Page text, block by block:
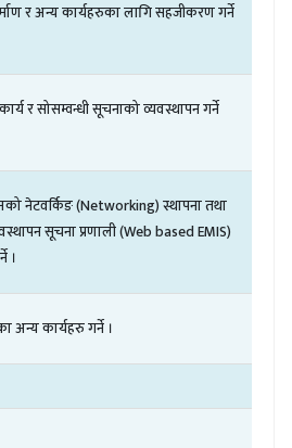
रअन्यकार्यहरुकालागिसहजीकरणगर्ने
कार्यरसोसम्वन्धीसूचनाकोव्यवस्थापनगर्ने
नेटवर्किङ(Networking)स्थापनातथा
सूचनाप्रणाली(Web based EMIS)
।
अन्यकार्यहरुगर्ने ।